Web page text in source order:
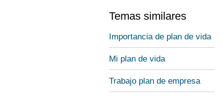
Temas similares
Importancia de plan de vida
Mi plan de vida
Trabajo plan de empresa